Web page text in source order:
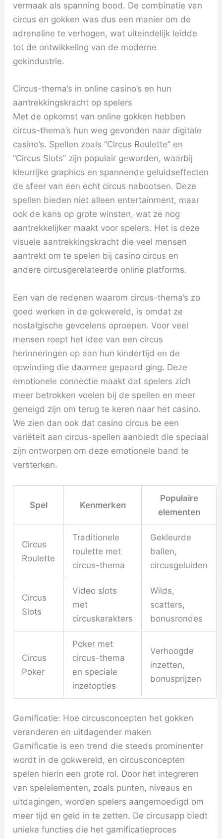
vermaak als spanning bood. De combinatie van
circus en gokken was dus een manier om de
adrenaline te verhogen, wat uiteindelijk leidde
tot de ontwikkeling van de moderne
gokindustrie.
Circus-thema’s in online casino’s en hun
aantrekkingskracht op spelers
Met de opkomst van online gokken hebben
circus-thema’s hun weg gevonden naar digitale
casino’s. Spellen zoals “Circus Roulette” en
“Circus Slots” zijn populair geworden, waarbij
kleurrijke graphics en spannende geluidseffecten
de sfeer van een echt circus nabootsen. Deze
spellen bieden niet alleen entertainment, maar
ook de kans op grote winsten, wat ze nog
aantrekkelijker maakt voor spelers. Het is deze
visuele aantrekkingskracht die veel mensen
aantrekt om te spelen bij casino circus en
andere circusgerelateerde online platforms.
Een van de redenen waarom circus-thema’s zo
goed werken in de gokwereld, is omdat ze
nostalgische gevoelens oproepen. Voor veel
mensen roept het idee van een circus
herinneringen op aan hun kindertijd en de
opwinding die daarmee gepaard ging. Deze
emotionele connectie maakt dat spelers zich
meer betrokken voelen bij de spellen en meer
geneigd zijn om terug te keren naar het casino.
We zien dan ook dat casino circus be een
variëteit aan circus-spellen aanbiedt die speciaal
zijn ontworpen om deze emotionele band te
versterken.
Spel Kenmerken
Populaire
elementen
Circus
Roulette
Traditionele
roulette met
circus-thema
Gekleurde
ballen,
circusgeluiden
Circus
Slots
Video slots
met
circuskarakters
Wilds,
scatters,
bonusrondes
Circus
Poker
Poker met
circus-thema
en speciale
inzetopties
Verhoogde
inzetten,
bonusprijzen
Gamificatie: Hoe circusconcepten het gokken
veranderen en uitdagender maken
Gamificatie is een trend die steeds prominenter
wordt in de gokwereld, en circusconcepten
spelen hierin een grote rol. Door het integreren
van spelelementen, zoals punten, niveaus en
uitdagingen, worden spelers aangemoedigd om
meer tijd en geld in te zetten. De circusapp biedt
unieke functies die het gamificatieproces